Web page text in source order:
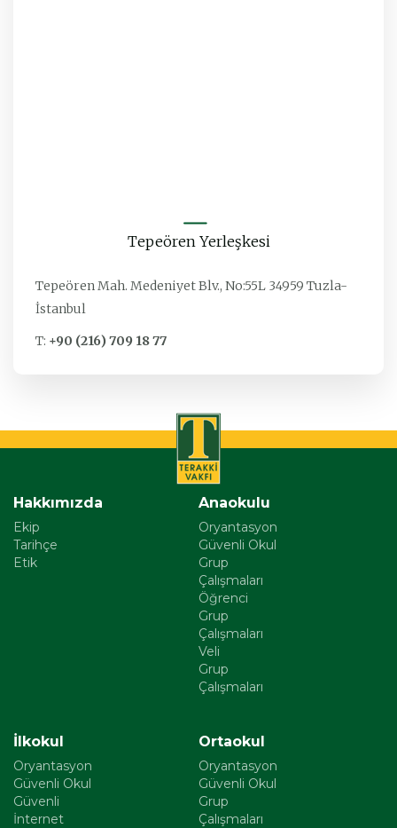
Tepeören Yerleşkesi
Tepeören Mah. Medeniyet Blv., No:55L 34959 Tuzla-
İstanbul
T: +90 (216) 709 18 77
Hakkımızda
Ekip
Tarihçe
Etik
Anaokulu
Oryantasyon
Güvenli Okul
Grup
Çalışmaları
Öğrenci
Grup
Çalışmaları
Veli
Grup
Çalışmaları
İlkokul
Oryantasyon
Güvenli Okul
Güvenli
İnternet
Ortaokul
Oryantasyon
Güvenli Okul
Grup
Çalışmaları